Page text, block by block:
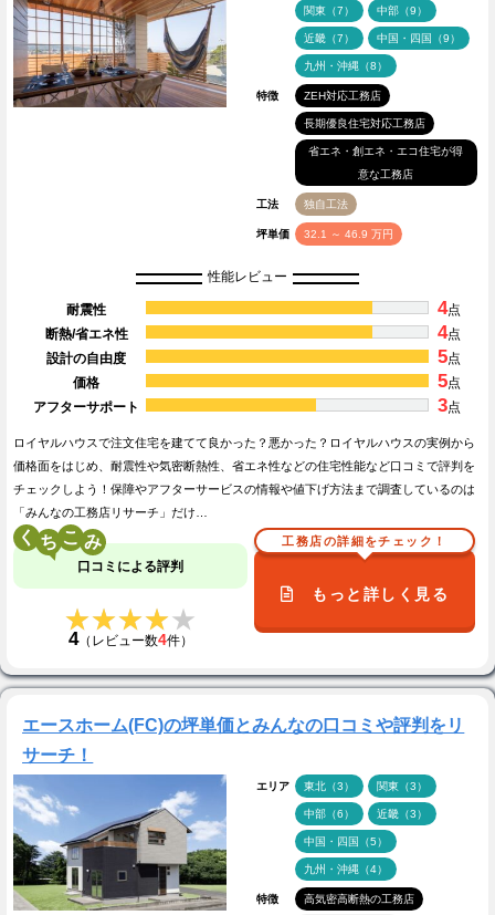
関東（7） 中部（9）
近畿（7） 中国・四国（9）
九州・沖縄（8）
特徴 ZEH対応工務店
長期優良住宅対応工務店
省エネ・創エネ・エコ住宅が得
意な工務店
工法 独自工法
坪単価 32.1 ～ 46.9 万円
性能レビュー
耐震性 4点
断熱/省エネ性
4点
設計の自由度
5点
価格
5点
アフターサポート
3点
ロイヤルハウスで注文住宅を建てて良かった？悪かった？ロイヤルハウスの実例から
価格面をはじめ、耐震性や気密断熱性、省エネ性などの住宅性能など口コミで評判を
チェックしよう！保障やアフターサービスの情報や値下げ方法まで調査しているのは
「みんなの工務店リサーチ」だけ…
く こ
口コミによる評判
★★★★★
★★★★★
4（レビュー数4件）
工務店の詳細をチェック！
もっと詳しく見る
エースホーム(FC)の坪単価とみんなの口コミや評判をリ
サーチ！
エリア 東北（3） 関東（3）
中部（6） 近畿（3）
中国・四国（5）
九州・沖縄（4）
特徴 高気密高断熱の工務店